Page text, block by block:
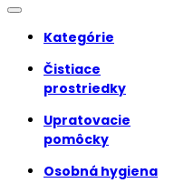
Kategórie
Čistiace
prostriedky
Upratovacie
pomôcky
Osobná hygiena